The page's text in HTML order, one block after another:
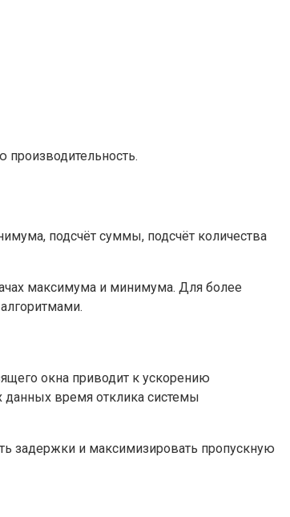
производительность.
подсчёт суммы, подсчёт количества
максимума и минимума. Для более
окна приводит к ускорению
время отклика системы
задержки и максимизировать пропускную